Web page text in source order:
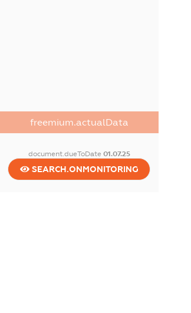
freemium.actualData
document.dueToDate 01.07.25
SEARCH.ONMONITORING